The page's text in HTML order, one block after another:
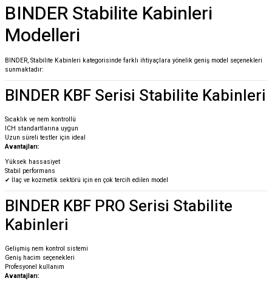
BINDER Stabilite Kabinleri
Modelleri
BINDER, Stabilite Kabinleri kategorisinde farklı ihtiyaçlara yönelik geniş model seçenekleri
sunmaktadır:
BINDER KBF Serisi Stabilite Kabinleri
Sıcaklık ve nem kontrollü
ICH standartlarına uygun
Uzun süreli testler için ideal
Avantajları:
Yüksek hassasiyet
Stabil performans
✔ İlaç ve kozmetik sektörü için en çok tercih edilen model
BINDER KBF PRO Serisi Stabilite
Kabinleri
Gelişmiş nem kontrol sistemi
Geniş hacim seçenekleri
Profesyonel kullanım
Avantajları: